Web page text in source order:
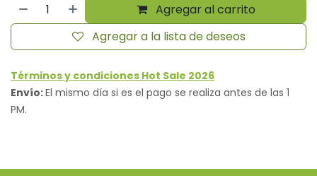
Agregar al carrito
Agregar a la lista de deseos
Términos y condiciones Hot Sale 2026
Envío:El mismo día si es el pago se realiza antes de las 1
PM.